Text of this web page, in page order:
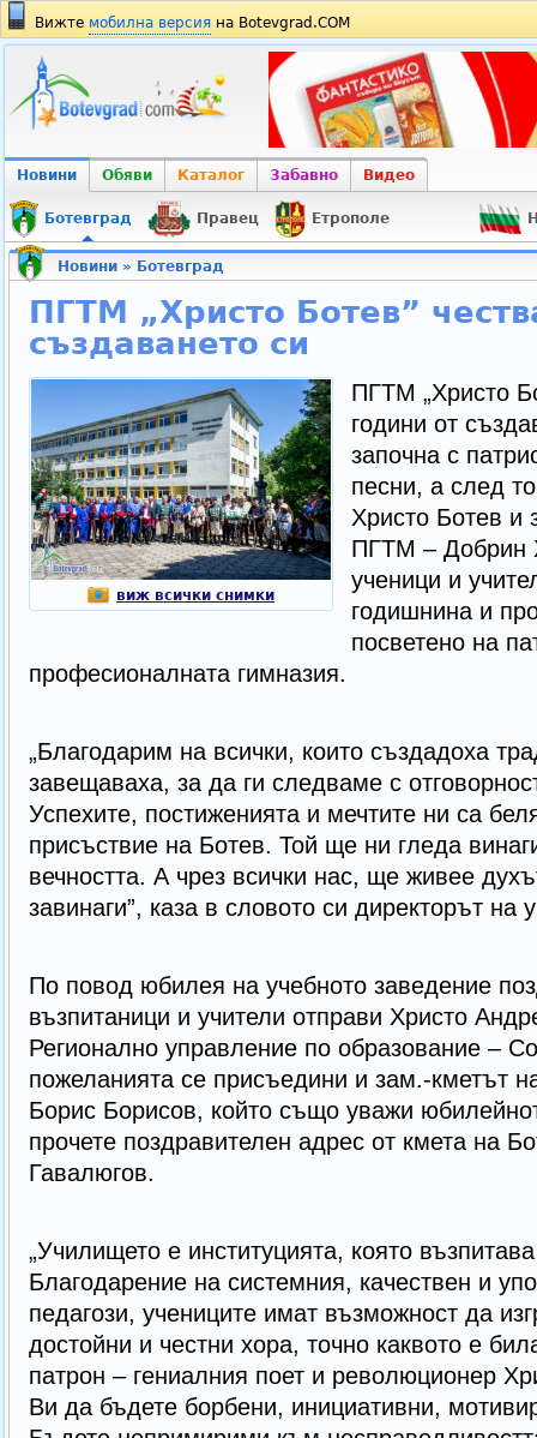
Вижте мобилна версия на Botevgrad.COM
Новини Обяви Каталог Забавно Видео
Ботевград Правец Етрополе
Новини» Ботевград
ПГТМ „Христо Ботев”
създаването си
виж всички снимки
ПГТМ „Христо
години от
започна с
песни, а след
Христо Ботев и
ПГТМ – Добрин
ученици и
годишнина и
посветено на
професионалната гимназия.
„Благодарим на всички, които създадоха
завещаваха, за да ги следваме с
Успехите, постиженията и мечтите ни са
присъствие на Ботев. Той ще ни гледа
вечността. А чрез всички нас, ще живее
завинаги”, каза в словото си директорът на
По повод юбилея на учебното заведение
възпитаници и учители отправи Христо
Регионално управление по образование –
пожеланията се присъедини и зам.-кметът
Борис Борисов, който също уважи
прочете поздравителен адрес от кмета на
Гавалюгов.
„Училището е институцията, която
Благодарение на системния, качествен и
педагози, учениците имат възможност да
достойни и честни хора, точно каквото е
патрон – гениалния поет и революционер
Ви да бъдете борбени, инициативни,